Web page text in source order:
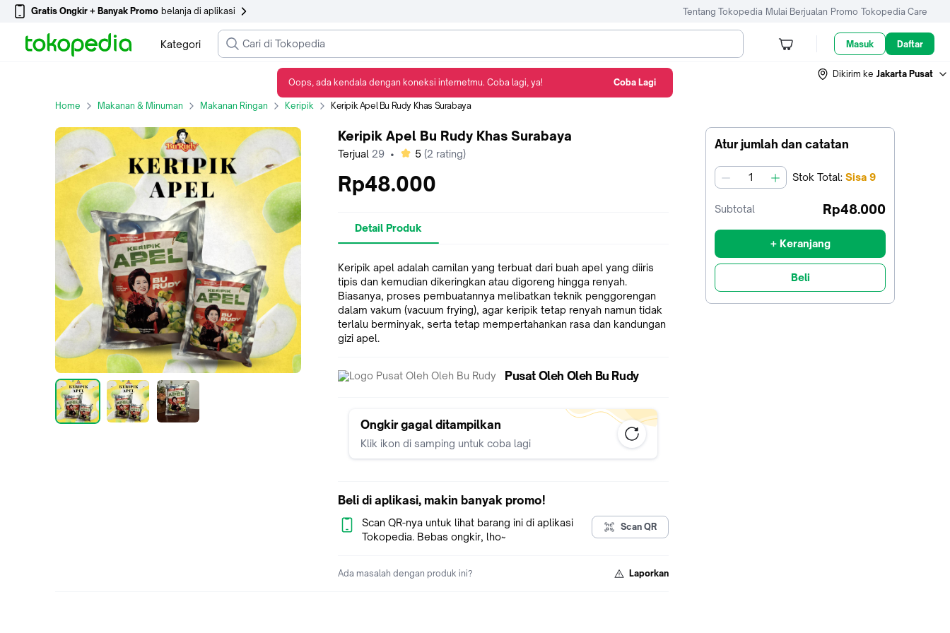
Gratis Ongkir + Banyak Promo belanja di aplikasi Tentang Tokopedia Mulai Berjualan Promo Tokopedia Care
Kategori Masuk Daftar
Dikirim ke Jakarta Pusat
Home Makanan & Minuman Makanan Ringan Keripik Keripik Apel Bu Rudy Khas Surabaya
Atur jumlah dan catatan
jumlah Stok Total: Sisa 9
Subtotal Rp48.000
+ Keranjang
Beli
Keripik Apel Bu Rudy Khas Surabaya
Terjual 29 • bintang
5 (2 rating)
Rp48.000
Detail Produk
Keripik apel adalah camilan yang terbuat dari buah apel yang diiris
tipis dan kemudian dikeringkan atau digoreng hingga renyah.
Biasanya, proses pembuatannya melibatkan teknik penggorengan
dalam vakum (vacuum frying), agar keripik tetap renyah namun tidak
terlalu berminyak, serta tetap mempertahankan rasa dan kandungan
gizi apel.
Pusat Oleh Oleh Bu Rudy
Ongkir gagal ditampilkan
Klik ikon di samping untuk coba lagi
Beli di aplikasi, makin banyak promo!
Scan QR-nya untuk lihat barang ini di aplikasi
Tokopedia. Bebas ongkir, lho~
Scan QR
Ada masalah dengan produk ini? Laporkan
Oops, ada kendala dengan koneksi internetmu. Coba lagi, ya! Coba Lagi